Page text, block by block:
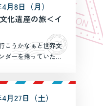
月8日（月）
化遺産の旅＜イ
こうかなぁと世界文
ダーを捲っていた
で3度目となる山田さ
月27日（土）